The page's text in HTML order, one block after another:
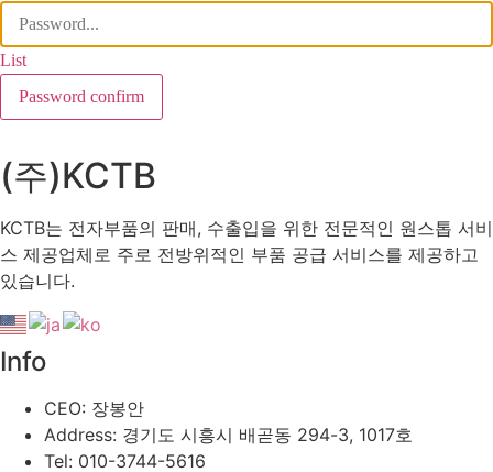
List
Password confirm
(주)KCTB
KCTB는 전자부품의 판매, 수출입을 위한 전문적인 원스톱 서비
스 제공업체로 주로 전방위적인 부품 공급 서비스를 제공하고
있습니다.
Info
CEO: 장봉안
Address: 경기도 시흥시 배곧동 294-3, 1017호
Tel: 010-3744-5616